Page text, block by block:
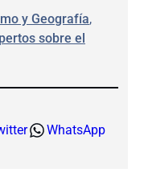
y Geografía
sobre el
WhatsApp